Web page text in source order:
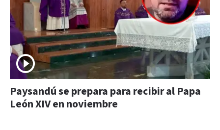
Paysandú se prepara para recibir al Papa
León XIV en noviembre